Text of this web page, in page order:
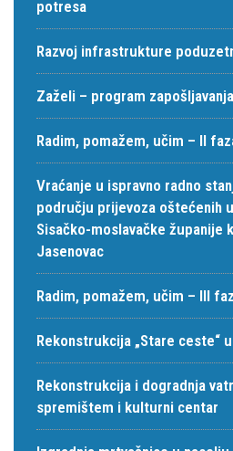
potresa
Razvoj infrastrukture
Zaželi – program
Radim, pomažem, učim – II
Vraćanje u ispravno radno
području prijevoza oštećenih
Sisačko-moslavačke županije
Jasenovac
Radim, pomažem, učim – III
Rekonstrukcija „Stare ceste“
Rekonstrukcija i dogradnja
spremištem i kulturni centar